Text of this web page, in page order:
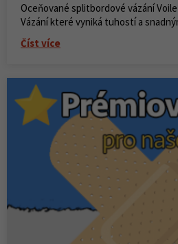
Oceňované splitbordové vázání
Vázání které vyniká tuhostí a
Číst více